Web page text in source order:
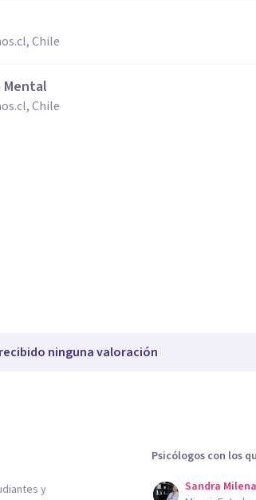
Chile
Mental
Chile
ninguna valoración
y
Psicólogos con los
Sandra